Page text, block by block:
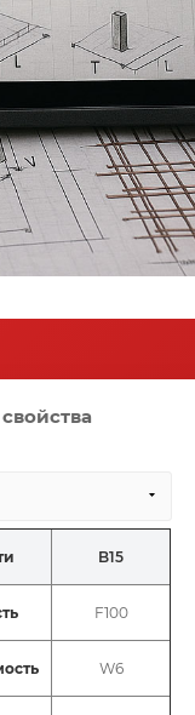
B15
F100
W6